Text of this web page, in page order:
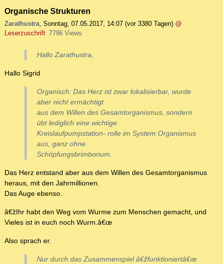
Organische Strukturen
Zarathustra, Sonntag, 07.05.2017, 14:07 (vor 3380 Tagen) @
Leserzuschrift 7796 Views
Hallo Zarathustra,
Hallo Sigrid
Organisch: Das Herz ist zwar lokalisierbar, wurde
aber nicht ermächtigt
aus dem Willen des Gesamtorganismus, sondern
übt lediglich eine wichtige
Kreislaufpumpstation- rolle im System Organismus
aus, ganz ohne
Schöpfungsbrimborium.
Das Herz entstand aber aus dem Willen des Gesamtorganismus
heraus, mit den Jahrmillionen.
Das Auge ebenso.
â€žIhr habt den Weg vom Wurme zum Menschen gemacht, und
Vieles ist in euch noch Wurm.â€œ
Also sprach er.
Nur durch das Zusammenspiel â€žfunktioniertâ€œ